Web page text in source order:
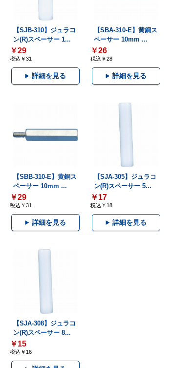
【SJB-310】ジュラコ
ン(R)スペーサー 1...
￥29
税込￥31
詳細を見る
【SBA-310-E】黄銅ス
ペーサー 10mm ...
￥26
税込￥28
詳細を見る
【SBB-310-E】黄銅ス
ペーサー 10mm ...
￥29
税込￥31
詳細を見る
【SJA-305】ジュラコ
ン(R)スペーサー 5...
￥17
税込￥18
詳細を見る
【SJA-308】ジュラコ
ン(R)スペーサー 8...
￥15
税込￥16